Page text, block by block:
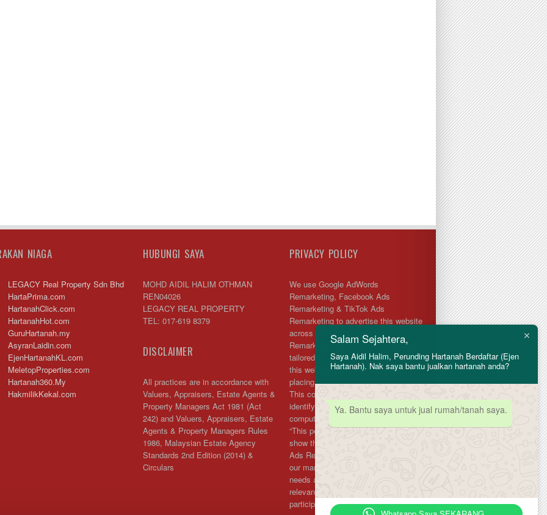
NIAGA
LEGACY Real Property Sdn Bhd
HartaPrima.com
HartanahClick.com
HartanahHot.com
GuruHartanah.my
AsyranLaidin.com
EjenHartanahKL.com
MeletopProperties.com
Hartanah360.My
HakmilikKekal.com
HUBUNGI SAYA
MOHD AIDIL HALIM OTHMAN
REN04026
LEGACY REAL PROPERTY
TEL: 017-619 8379
DISCLAIMER
All practices are in accordance with
Valuers, Appraisers, Estate Agents &
Property Managers Act 1981 (Act
242) and Valuers, Appraisers, Estate
Agents & Property Managers Rules
1986, Malaysian Estate Agency
Standards 2nd Edition (2014) &
Circulars
PRIVACY POLICY
We use Google AdWords
Remarketing, Facebook Ads
Remarketing & TikTok Ads
Remarketing to advertise this website
across the Internet. All Ads
Remarketing will display relevant ads
tailored to you based on what parts of
this website you have viewed by
placing a cookie on your machine.
This cookie does not in anyway
identify you or give access to your
computer. The cookie is used to say
“This person visited this page, so
show them ads relating to that page.”
Ads Remarketing allows us to tailor
our marketing to better suit your
needs and only display ads that are
relevant to you. If you do not wish to
participate in our Ads Remarketing,
Salam Sejahtera,
Saya Aidil Halim, Perunding Hartanah Berdaftar (Ejen
Hartanah). Nak saya bantu jualkan hartanah anda?
Ya. Bantu saya untuk jual rumah/tanah saya.